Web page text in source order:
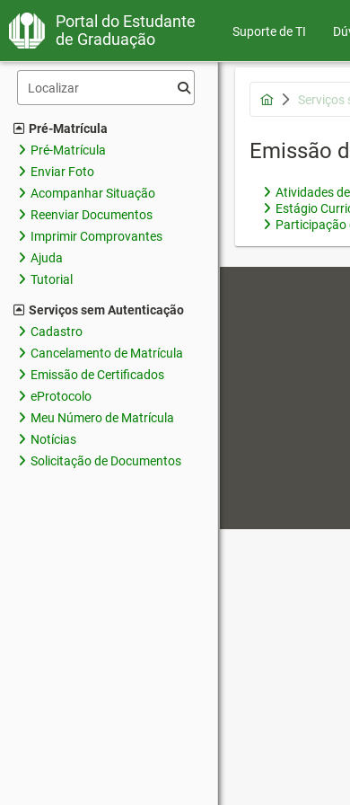
Portal do Estudante
de Graduação
Suporte de TI
Pré-Matrícula
Pré-Matrícula
Enviar Foto
Acompanhar Situação
Reenviar Documentos
Imprimir Comprovantes
Ajuda
Tutorial
Serviços sem Autenticação
Cadastro
Cancelamento de Matrícula
Emissão de Certificados
eProtocolo
Meu Número de Matrícula
Notícias
Solicitação de Documentos
Serviços
Emissão
Atividades
Estágio
Participação